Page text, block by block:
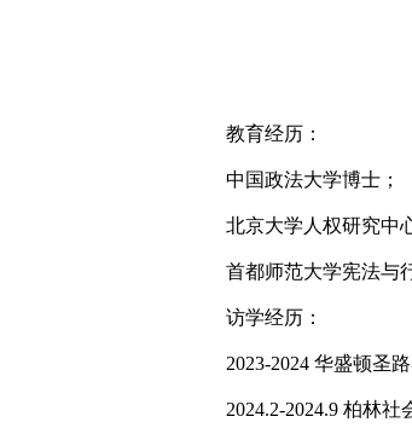
教育经历：
中国政法大学博士；
北京大学人权研究中
首都师范大学宪法与
访学经历：
2023-2024 华盛顿圣
2024.2-2024.9 柏林社